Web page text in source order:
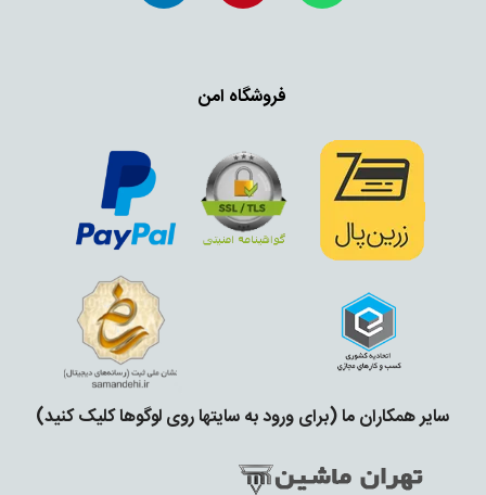
فروشگاه امن
سایر همکاران ما (برای ورود به سایتها روی لوگوها کلیک کنید)